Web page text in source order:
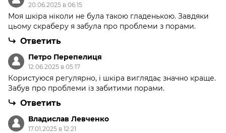
20.06.2025 в 06:15
Моя шкіра ніколи не була такою гладенькою. Завдяки
цьому скраберу я забула про проблеми з порами.
Ответить
Петро Перепелиця
12.06.2025 в 05:17
Користуюся регулярно, і шкіра виглядає значно краще.
Забув про проблеми із забитими порами.
Ответить
Владислав Левченко
17.01.2025 в 12:21